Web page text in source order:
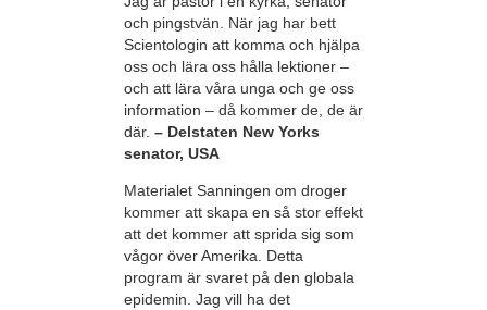
och pingstvän. När jag har bett
Scientologin att komma och hjälpa
oss och lära oss hålla lektioner –
och att lära våra unga och ge oss
information – då kommer de, de är
där. – Delstaten New Yorks
senator, USA
Materialet Sanningen om droger
kommer att skapa en så stor effekt
att det kommer att sprida sig som
vågor över Amerika. Detta
program är svaret på den globala
epidemin. Jag vill ha det